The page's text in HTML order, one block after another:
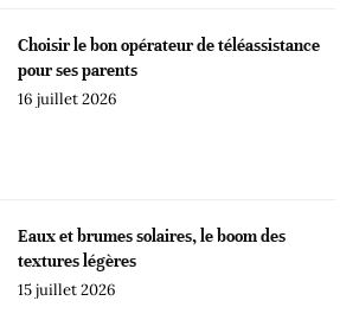
Choisir le bon opérateur de téléassistance
pour ses parents
16 juillet 2026
Eaux et brumes solaires, le boom des
textures légères
15 juillet 2026